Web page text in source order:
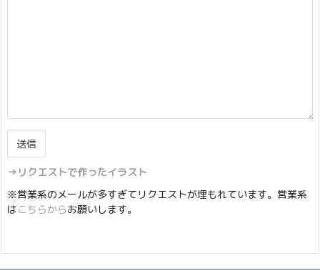
→リクエストで作ったイラスト
※営業系のメールが多すぎてリクエストが埋もれています。営業系
はこちらからお願いします。